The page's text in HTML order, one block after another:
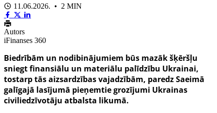
11.06.2026. • 2 MIN
Autors
iFinanses 360
Biedrībām un nodibinājumiem būs mazāk šķēršļu
sniegt finansiālu un materiālu palīdzību Ukrainai,
tostarp tās aizsardzības vajadzībām, paredz Saeimā
galīgajā lasījumā pieņemtie grozījumi Ukrainas
civiliedzīvotāju atbalsta likumā.